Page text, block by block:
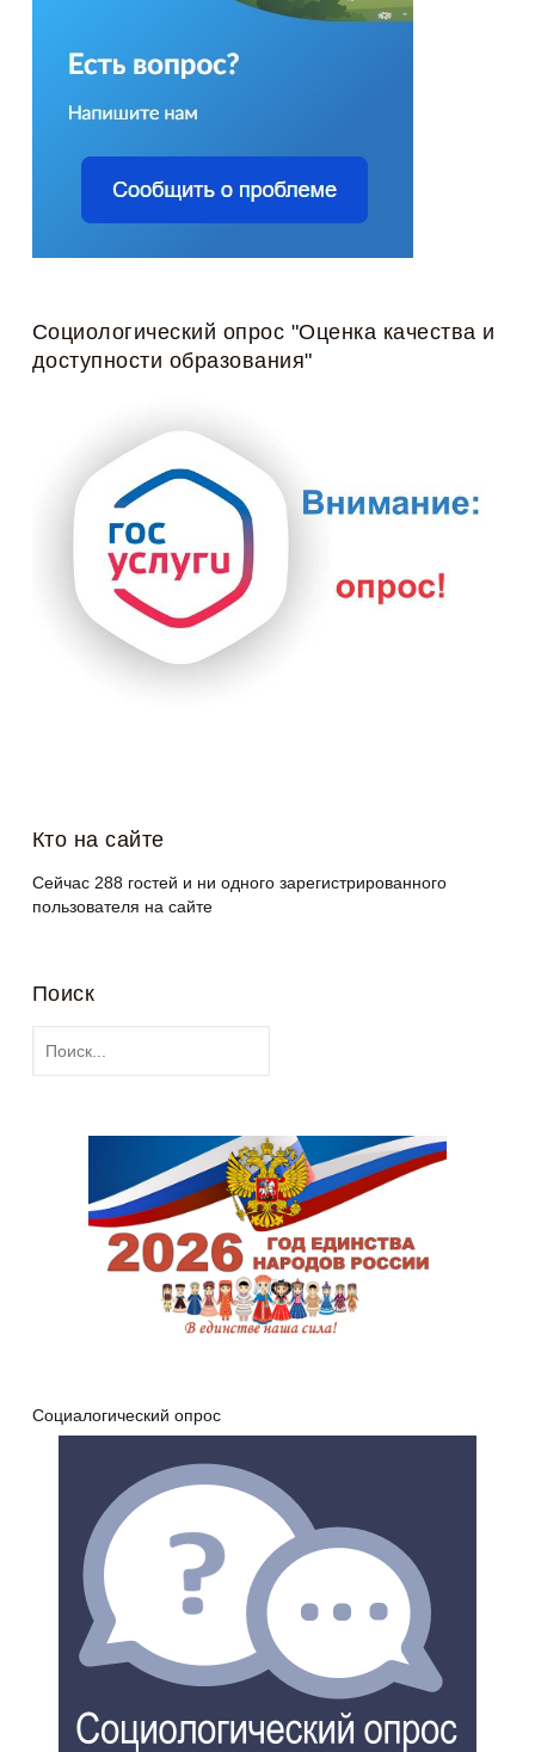
Социологический опрос "Оценка качества и
доступности образования"
Кто на сайте
Сейчас 288 гостей и ни одного зарегистрированного
пользователя на сайте
Поиск
Социалогический опрос